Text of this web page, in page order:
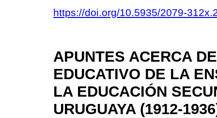
https://doi.org/10.5935/2079-
APUNTES ACERCA
EDUCATIVO DE LA
LA EDUCACIÓN
URUGUAYA (1912-